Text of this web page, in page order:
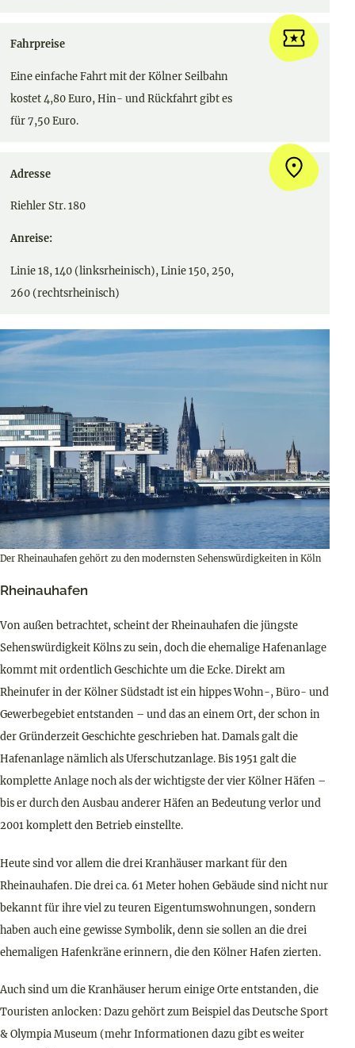
Fahrpreise
Eine einfache Fahrt mit der Kölner Seilbahn
kostet 4,80 Euro, Hin- und Rückfahrt gibt es
für 7,50 Euro.
Adresse
Riehler Str. 180
Anreise:
Linie 18, 140 (linksrheinisch), Linie 150, 250,
260 (rechtsrheinisch)
Der Rheinauhafen gehört zu den modernsten Sehenswürdigkeiten in Köln
Rheinauhafen
Von außen betrachtet, scheint der Rheinauhafen die jüngste
Sehenswürdigkeit Kölns zu sein, doch die ehemalige Hafenanlage
kommt mit ordentlich Geschichte um die Ecke. Direkt am
Rheinufer in der Kölner Südstadt ist ein hippes Wohn-, Büro- und
Gewerbegebiet entstanden – und das an einem Ort, der schon in
der Gründerzeit Geschichte geschrieben hat. Damals galt die
Hafenanlage nämlich als Uferschutzanlage. Bis 1951 galt die
komplette Anlage noch als der wichtigste der vier Kölner Häfen –
bis er durch den Ausbau anderer Häfen an Bedeutung verlor und
2001 komplett den Betrieb einstellte.
Heute sind vor allem die drei Kranhäuser markant für den
Rheinauhafen. Die drei ca. 61 Meter hohen Gebäude sind nicht nur
bekannt für ihre viel zu teuren Eigentumswohnungen, sondern
haben auch eine gewisse Symbolik, denn sie sollen an die drei
ehemaligen Hafenkräne erinnern, die den Kölner Hafen zierten.
Auch sind um die Kranhäuser herum einige Orte entstanden, die
Touristen anlocken: Dazu gehört zum Beispiel das Deutsche Sport
& Olympia Museum (mehr Informationen dazu gibt es weiter